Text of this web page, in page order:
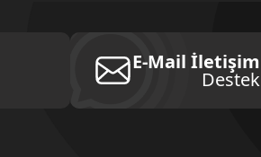
E-Mail İletişim
Destek